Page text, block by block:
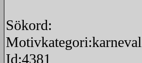
Sökord:
Motivkategori:karneval
Id:4381